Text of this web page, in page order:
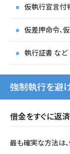
仮執行宣言付
仮差押命令、
執行証書 など
強制執行を避
借金をすぐに返
最も確実な方法は